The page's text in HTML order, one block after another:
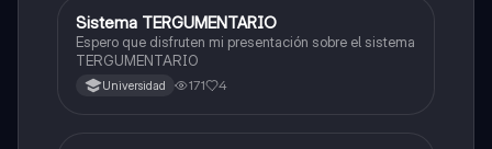
Biologia
Sistema TERGUMENTARIO
Espero que disfruten mi presentación sobre el sistema
TERGUMENTARIO
Universidad 171 4